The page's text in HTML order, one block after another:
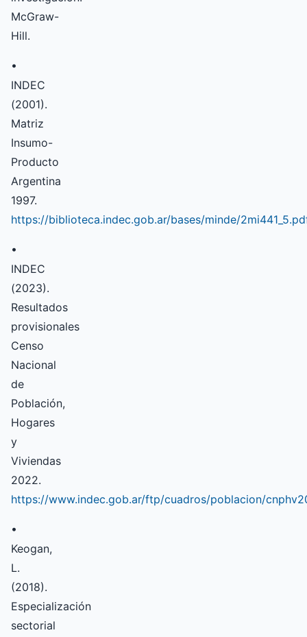
McGraw-
Hill.
•
INDEC
(2001).
Matriz
Insumo-
Producto
Argentina
1997.
https://biblioteca.indec.gob.ar/bases/minde/
•
INDEC
(2023).
Resultados
provisionales
Censo
Nacional
de
Población,
Hogares
y
Viviendas
2022.
https://www.indec.gob.ar/ftp/cuadros/poblacion/
•
Keogan,
L.
(2018).
Especialización
sectorial